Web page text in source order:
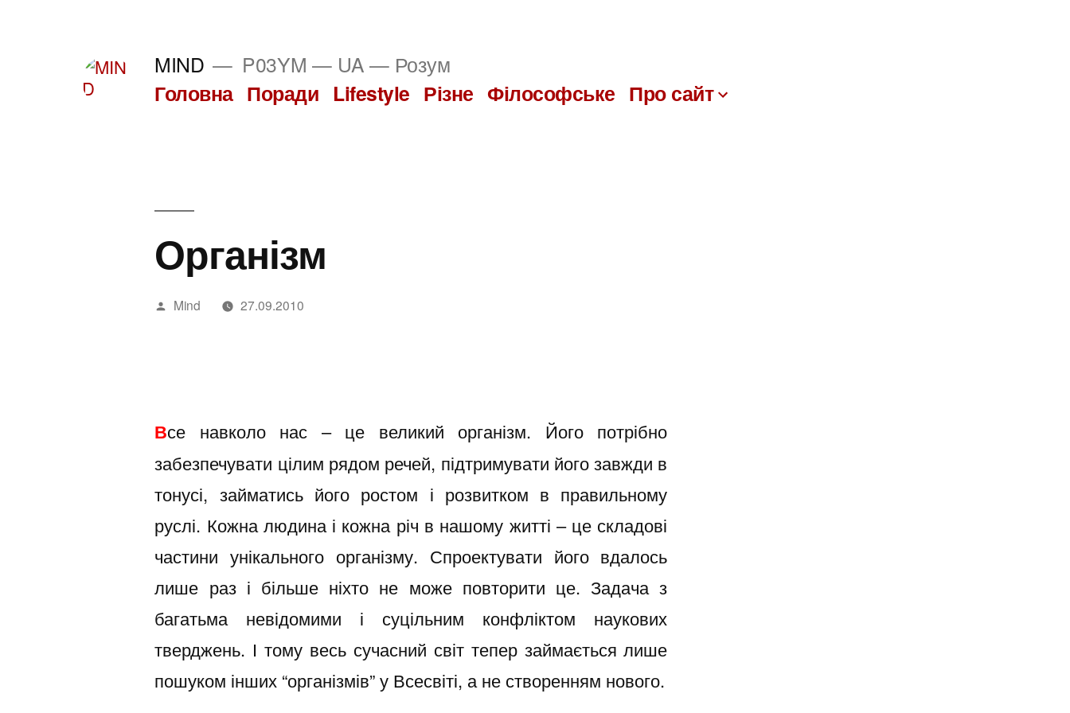
MIND P03YM — UA — Розум
Головна Поради Lifestyle Різне Філософське Про сайт
Організм
Написано
Mind 27.09.2010
Все навколо нас – це великий організм. Його потрібно
забезпечувати цілим рядом речей, підтримувати його завжди в
тонусі, займатись його ростом і розвитком в правильному
руслі. Кожна людина і кожна річ в нашому житті – це складові
частини унікального організму. Спроектувати його вдалось
лише раз і більше ніхто не може повторити це. Задача з
багатьма невідомими і суцільним конфліктом наукових
тверджень. І тому весь сучасний світ тепер займається лише
пошуком інших “організмів” у Всесвіті, а не створенням нового.